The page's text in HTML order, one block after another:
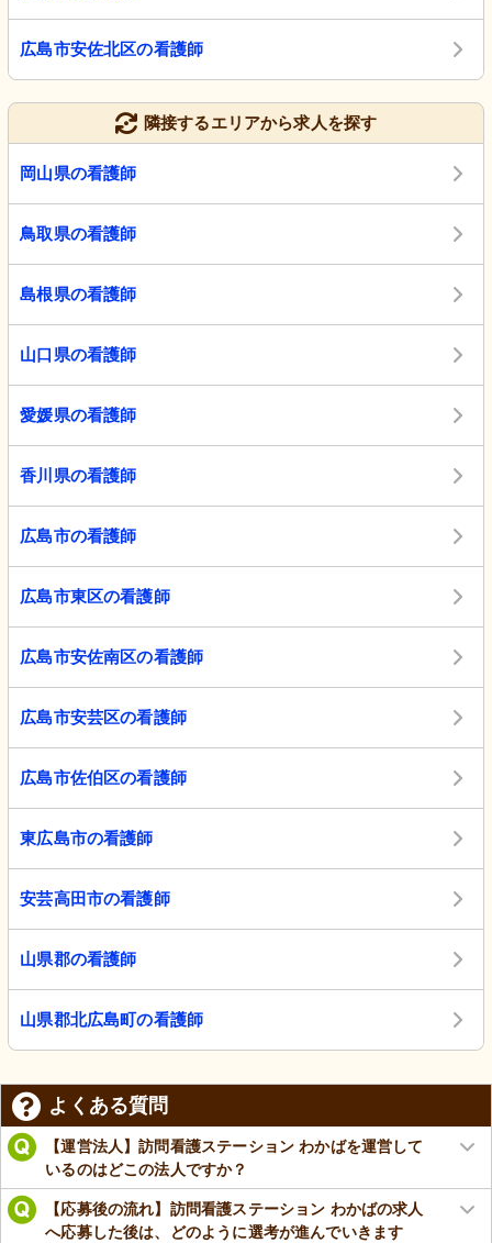
広島市安佐北区の看護師
隣接するエリアから求人を探す
岡山県の看護師
鳥取県の看護師
島根県の看護師
山口県の看護師
愛媛県の看護師
香川県の看護師
広島市の看護師
広島市東区の看護師
広島市安佐南区の看護師
広島市安芸区の看護師
広島市佐伯区の看護師
東広島市の看護師
安芸高田市の看護師
山県郡の看護師
山県郡北広島町の看護師
よくある質問
【運営法人】訪問看護ステーション わかばを運営して
いるのはどこの法人ですか？
【応募後の流れ】訪問看護ステーション わかばの求人
へ応募した後は、どのように選考が進んでいきます